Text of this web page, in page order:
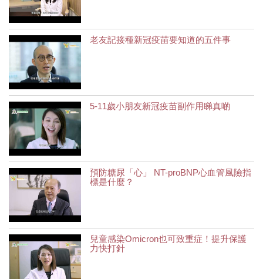
老友記接種新冠疫苗要知道的五件事
5-11歲小朋友新冠疫苗副作用睇真啲
預防糖尿「心」 NT-proBNP心血管風險指
標是什麼？
兒童感染Omicron也可致重症！提升保護
力快打針